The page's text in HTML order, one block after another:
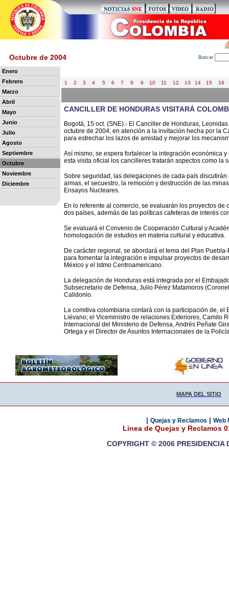
Octubre de 2004 Buscar
Enero
Febrero
Marzo
Abril
Mayo
Junio
Julio
Agosto
Septiembre
Octubre
Noviembre
Diciembre
1 2 3 4 5 6 7 8 9 10 11 12 13 14 15 16
CANCILLER DE HONDURAS VISITARÁ
Bogotá, 15 oct. (SNE).- El Canciller de Honduras,
octubre de 2004, en atención a la invitación hecha por la
para estrechar los lazos de amistad y mejorar los
Así mismo, se espera fortalecer la integración económica
esta visita oficial los cancilleres tratarán aspectos como la
Sobre seguridad, las delegaciones de cada país
armas, el secuestro, la remoción y destrucción de las
Ensayos Nucleares.
En lo referente al comercio, se evaluarán los proyectos
dos países, además de las políticas cafeteras de interés
Se evaluará el Convenio de Cooperación Cultural y
homologación de estudios en materia cultural y educativa.
De carácter regional, se abordará el tema del Plan
para fomentar la integración e impulsar proyectos de
México y el Istmo Centroamericano.
La delegación de Honduras está integrada por el
Subsecretario de Defensa, Julio Pérez Matamoros
Calidonio.
La comitiva colombiana contará con la participación de,
Liévano; el Viceministro de relaciones Exteriores, Camilo
Internacional del Ministerio de Defensa, Andrés Peñate
Ortega y el Director de Asuntos Internacionales de la
MAPA DEL SITIO
| Quejas y Reclamos | Web
Linea de Quejas y Reclamos
COPYRIGHT © 2006 PRESIDENCIA